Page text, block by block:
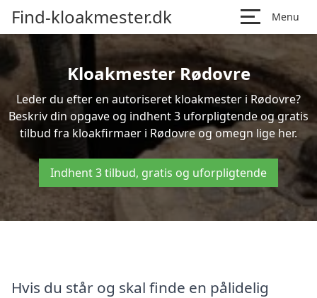
Find-kloakmester.dk Menu
Kloakmester Rødovre
Leder du efter en autoriseret kloakmester i Rødovre?
Beskriv din opgave og indhent 3 uforpligtende og gratis
tilbud fra kloakfirmaer i Rødovre og omegn lige her.
Indhent 3 tilbud, gratis og uforpligtende
Hvis du står og skal finde en pålidelig